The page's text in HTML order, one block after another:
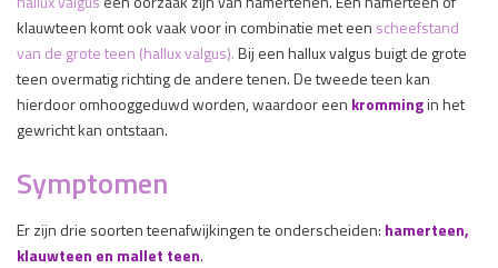
klauwteen komt ook vaak voor in combinatie met een scheefstand
van de grote teen (hallux valgus).Bij een hallux valgus buigt de grote
teen overmatig richting de andere tenen. De tweede teen kan
hierdoor omhooggeduwd worden, waardoor een krommingin het
gewricht kan ontstaan.
Symptomen
Er zijn drie soorten teenafwijkingen te onderscheiden: hamerteen,
klauwteen en mallet teen.